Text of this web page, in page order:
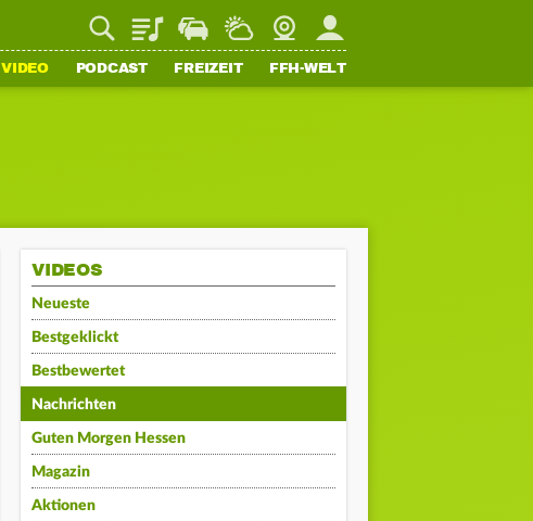
PlaylistStaupilotWetterWebcamMein FFH
VIDEO PODCAST FREIZEIT FFH-WELT
VIDEOS
Neueste
Bestgeklickt
Bestbewertet
Nachrichten
Guten Morgen Hessen
Magazin
Aktionen